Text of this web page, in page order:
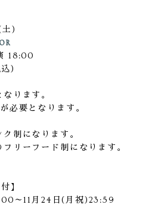
土)
18:00
)
ります。
必要となります。
制になります。
リーフード制になります。
】
～11月24日(月祝)23:59